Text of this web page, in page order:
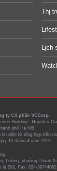
Thị
Lịch
ty Cổ phần VCCorp.
Building - Hapulico
phố Hà Nội
tin điện tử tổng hợp trên
10 tháng 4 năm 2019.
Tưởng, phường Thanh
lẻ 292. Fax: 024-39744082